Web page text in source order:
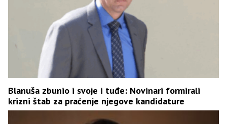
Blanuša zbunio i svoje i tuđe: Novinari formirali
krizni štab za praćenje njegove kandidature